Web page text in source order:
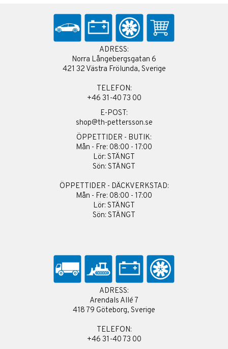
ADRESS:
Norra Långebergsgatan 6
421 32 Västra Frölunda, Sverige
TELEFON:
+46 31-40 73 00
E-POST:
shop@th-pettersson.se
ÖPPETTIDER - BUTIK:
Mån - Fre: 08:00 - 17:00
Lör: STÄNGT
Sön: STÄNGT
ÖPPETTIDER - DÄCKVERKSTAD:
Mån - Fre: 08:00 - 17:00
Lör: STÄNGT
Sön: STÄNGT
ADRESS:
Arendals Allé 7
418 79 Göteborg, Sverige
TELEFON:
+46 31-40 73 00